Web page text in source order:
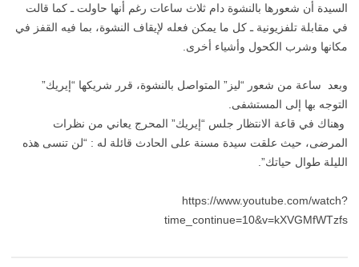
السيدة أن شعورها بالنشوة دام ثلاث ساعات رغم أنها حاولت ـ كما ‏قالت
في مقابلة تلفزيونية ـ كل ما يمكن فعله لإيقاف النشوة، بما فيه القفز في
مكانها وشرب الكحول وأشياء أخرى.‏
وبعد ساعة من شعور “ليز” المتواصل بالنشوة، قرر شريكها “إيريك”
التوجه بها إلى المستشفى.‏
‏ وهناك في قاعة الانتظار جلس “إيريك” المحرج يعاني من نظرات
المرضى، حيث علقت سيدة مسنة على الحادث قائلة له : “لن تنسى هذه
الليلة طوال حياتك”.‏
https://www.youtube.com/watch?
time_continue=10&v=kXVGMfWTzfs